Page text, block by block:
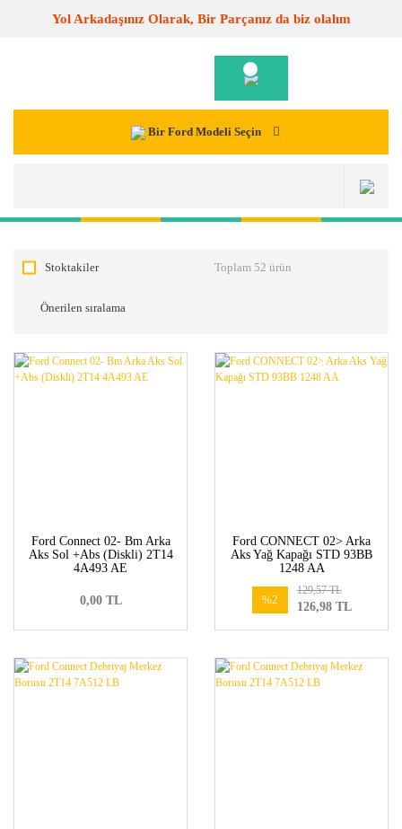
Yol Arkadaşınız Olarak, Bir Parçanız da biz olalım
Bir Ford Modeli Seçin
Stoktakiler Toplam 52 ürün
Ford Connect 02- Bm Arka
Aks Sol +Abs (Diskli) 2T14
4A493 AE
0,00 TL
Ford CONNECT 02> Arka
Aks Yağ Kapağı STD 93BB
1248 AA
%2
126,98 TL
129,57 TL